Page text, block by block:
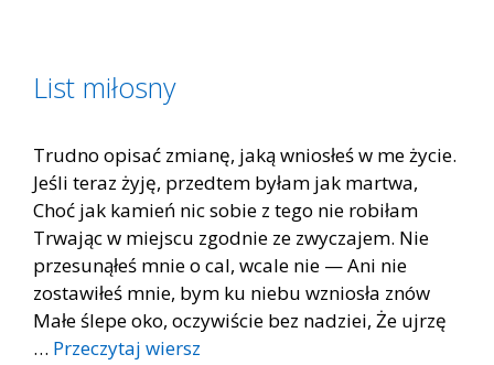
List miłosny
Trudno opisać zmianę, jaką wniosłeś w me życie.
Jeśli teraz żyję, przedtem byłam jak martwa,
Choć jak kamień nic sobie z tego nie robiłam
Trwając w miejscu zgodnie ze zwyczajem. Nie
przesunąłeś mnie o cal, wcale nie — Ani nie
zostawiłeś mnie, bym ku niebu wzniosła znów
Małe ślepe oko, oczywiście bez nadziei, Że ujrzę
… Przeczytaj wiersz